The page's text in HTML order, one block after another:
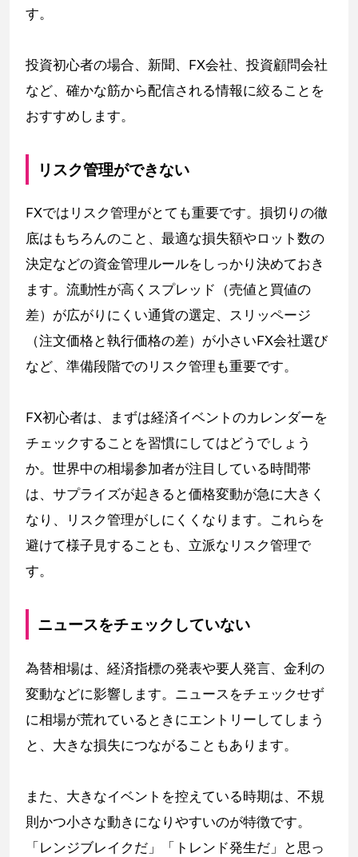
す。
投資初心者の場合、新聞、FX会社、投資顧問会社
など、確かな筋から配信される情報に絞ることを
おすすめします。
リスク管理ができない
FXではリスク管理がとても重要です。損切りの徹
底はもちろんのこと、最適な損失額やロット数の
決定などの資金管理ルールをしっかり決めておき
ます。流動性が高くスプレッド（売値と買値の
差）が広がりにくい通貨の選定、スリッページ
（注文価格と執行価格の差）が小さいFX会社選び
など、準備段階でのリスク管理も重要です。
FX初心者は、まずは経済イベントのカレンダーを
チェックすることを習慣にしてはどうでしょう
か。世界中の相場参加者が注目している時間帯
は、サプライズが起きると価格変動が急に大きく
なり、リスク管理がしにくくなります。これらを
避けて様子見することも、立派なリスク管理で
す。
ニュースをチェックしていない
為替相場は、経済指標の発表や要人発言、金利の
変動などに影響します。ニュースをチェックせず
に相場が荒れているときにエントリーしてしまう
と、大きな損失につながることもあります。
また、大きなイベントを控えている時期は、不規
則かつ小さな動きになりやすいのが特徴です。
「レンジブレイクだ」「トレンド発生だ」と思っ